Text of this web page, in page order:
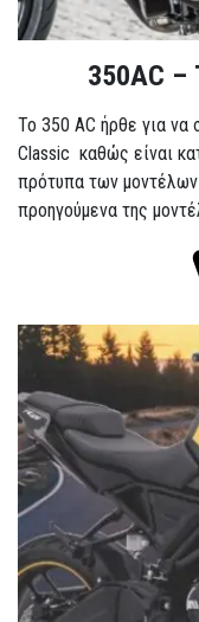
350AC –
To 350 AC ήρθε για να
Classic καθώς είναι
πρότυπα των
προηγούμενα της